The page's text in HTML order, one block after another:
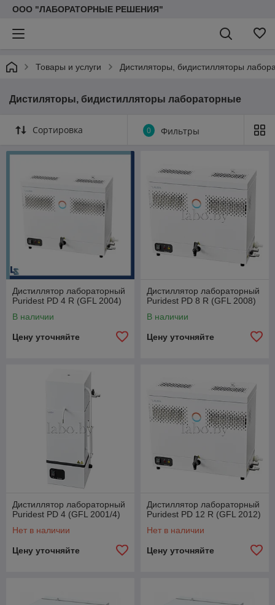
ООО "ЛАБОРАТОРНЫЕ РЕШЕНИЯ"
Товары и услуги Дистиляторы, бидистилляторы
Дистиляторы, бидистилляторы лабораторные
Сортировка 0 Фильтры
Дистиллятор лабораторный
Puridest PD 4 R (GFL 2004)
В наличии
Цену уточняйте
Дистиллятор лабораторный
Puridest PD 8 R (GFL 2008)
В наличии
Цену уточняйте
Дистиллятор лабораторный
Puridest PD 4 (GFL 2001/4)
Нет в наличии
Цену уточняйте
Дистиллятор лабораторный
Puridest PD 12 R (GFL 2012)
Нет в наличии
Цену уточняйте